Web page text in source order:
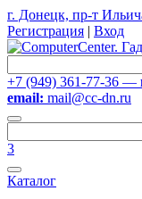
г. Донецк, пр-т
Регистрация | Вход
+7 (949) 361-77-36 —
email: mail@cc-dn.ru
3
Каталог